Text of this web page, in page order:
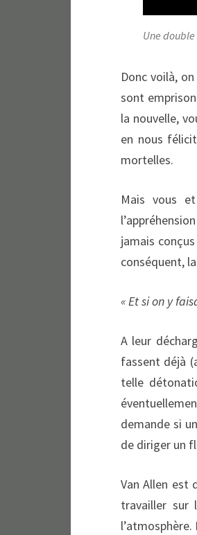
Une
Donc voilà,
sont
la nouvelle,
en nous
mortelles.
Mais vous
jamais
conséquent,
« Et si on y
A leur
fassent déjà
telle
demande si
de diriger un
Van Allen est
travailler sur